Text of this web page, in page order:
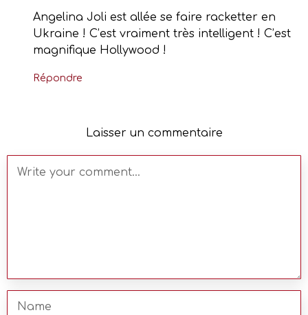
Angelina Joli est allée se faire racketter en
Ukraine ! C’est vraiment très intelligent ! C’est
magnifique Hollywood !
Répondre
Laisser un commentaire